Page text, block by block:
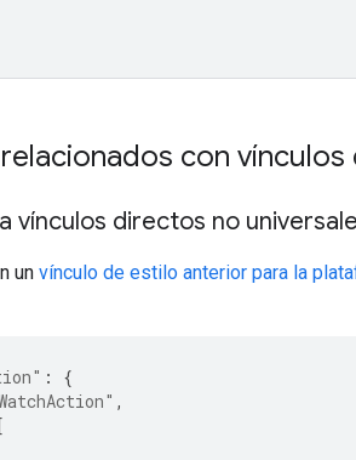
relacionados con
vínculos directos no
un vínculo de estilo anterior para la
:
{
,